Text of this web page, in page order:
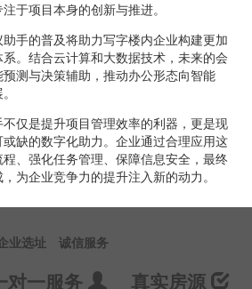
于项目本身的创新与推进。
手的普及将助力写字楼内企业构建更加
。结合云计算和大数据技术，未来的会
测与决策辅助，推动办公形态向智能
仅是提升项目管理效率的利器，更是现
缺的数字化助力。企业通过合理应用这
、强化任务管理、保障信息安全，最终
为企业竞争力的提升注入新的动力。
业选址 诚信服务
对一服务 真实房源